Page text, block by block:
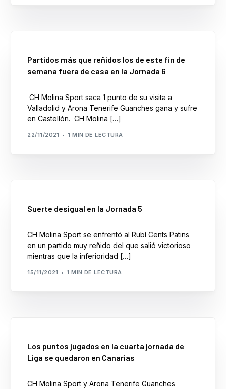
Partidos más que reñidos los de este fin de
semana fuera de casa en la Jornada 6
CH Molina Sport saca 1 punto de su visita a
Valladolid y Arona Tenerife Guanches gana y sufre
en Castellón. CH Molina […]
22/11/2021 1 MIN DE LECTURA
Suerte desigual en la Jornada 5
CH Molina Sport se enfrentó al Rubí Cents Patins
en un partido muy reñido del que salió victorioso
mientras que la inferioridad […]
15/11/2021 1 MIN DE LECTURA
Los puntos jugados en la cuarta jornada de
Liga se quedaron en Canarias
CH Molina Sport y Arona Tenerife Guanches